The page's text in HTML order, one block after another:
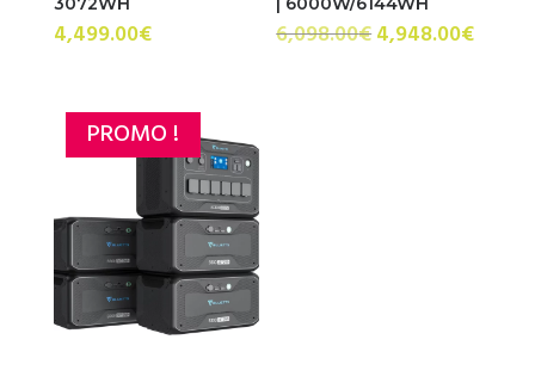
4,499.00€ 6,098.00€Le
4,948.00€Le
PROMO !